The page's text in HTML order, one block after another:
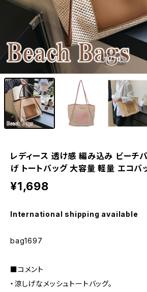
1/10
レディース 透け感 編み込み ビーチ
げ トートバッグ 大容量 軽量 エコバ
¥1,698
International shipping available
bag1697
■コメント
・涼しげなメッシュトートバッグ。